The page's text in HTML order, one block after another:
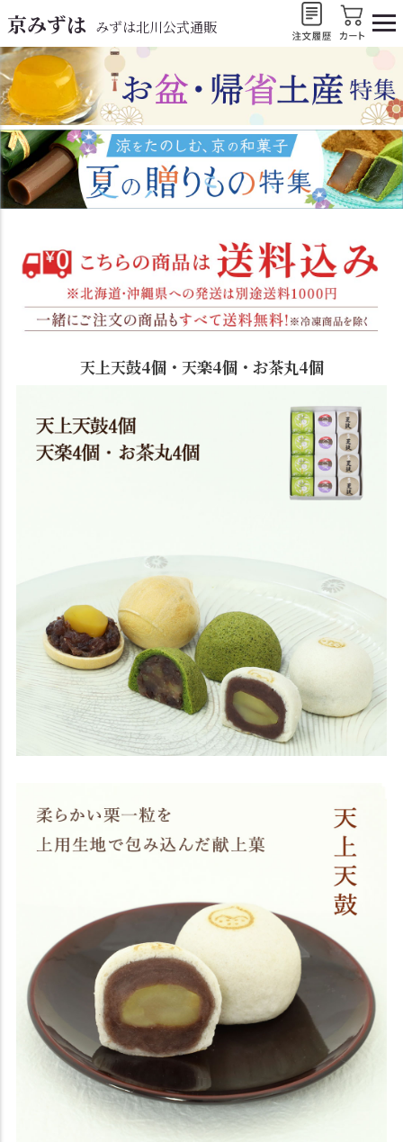
京みずは みずは北川公式通販
天上天鼓4個・天楽4個・お茶丸4個